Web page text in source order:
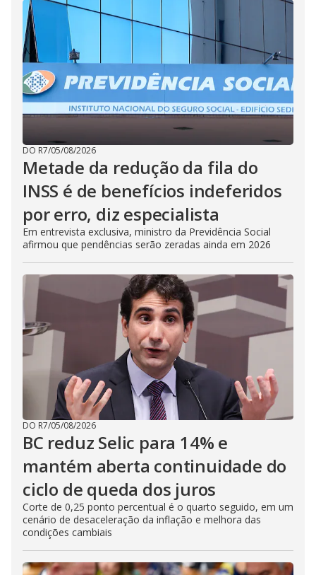
DO R7/05/08/2026
Metade da redução da fila do
INSS é de benefícios indeferidos
por erro, diz especialista
Em entrevista exclusiva, ministro da Previdência Social
afirmou que pendências serão zeradas ainda em 2026
DO R7/05/08/2026
BC reduz Selic para 14% e
mantém aberta continuidade do
ciclo de queda dos juros
Corte de 0,25 ponto percentual é o quarto seguido, em um
cenário de desaceleração da inflação e melhora das
condições cambiais